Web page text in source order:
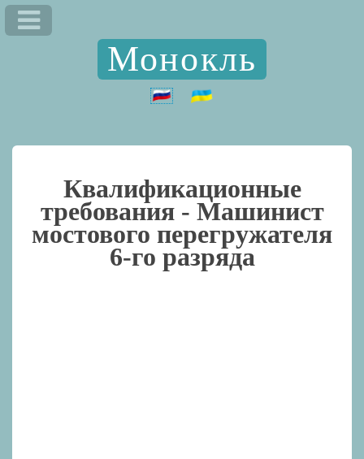
Монокль
Квалификационные
требования - Машинист
мостового перегружателя
6-го разряда